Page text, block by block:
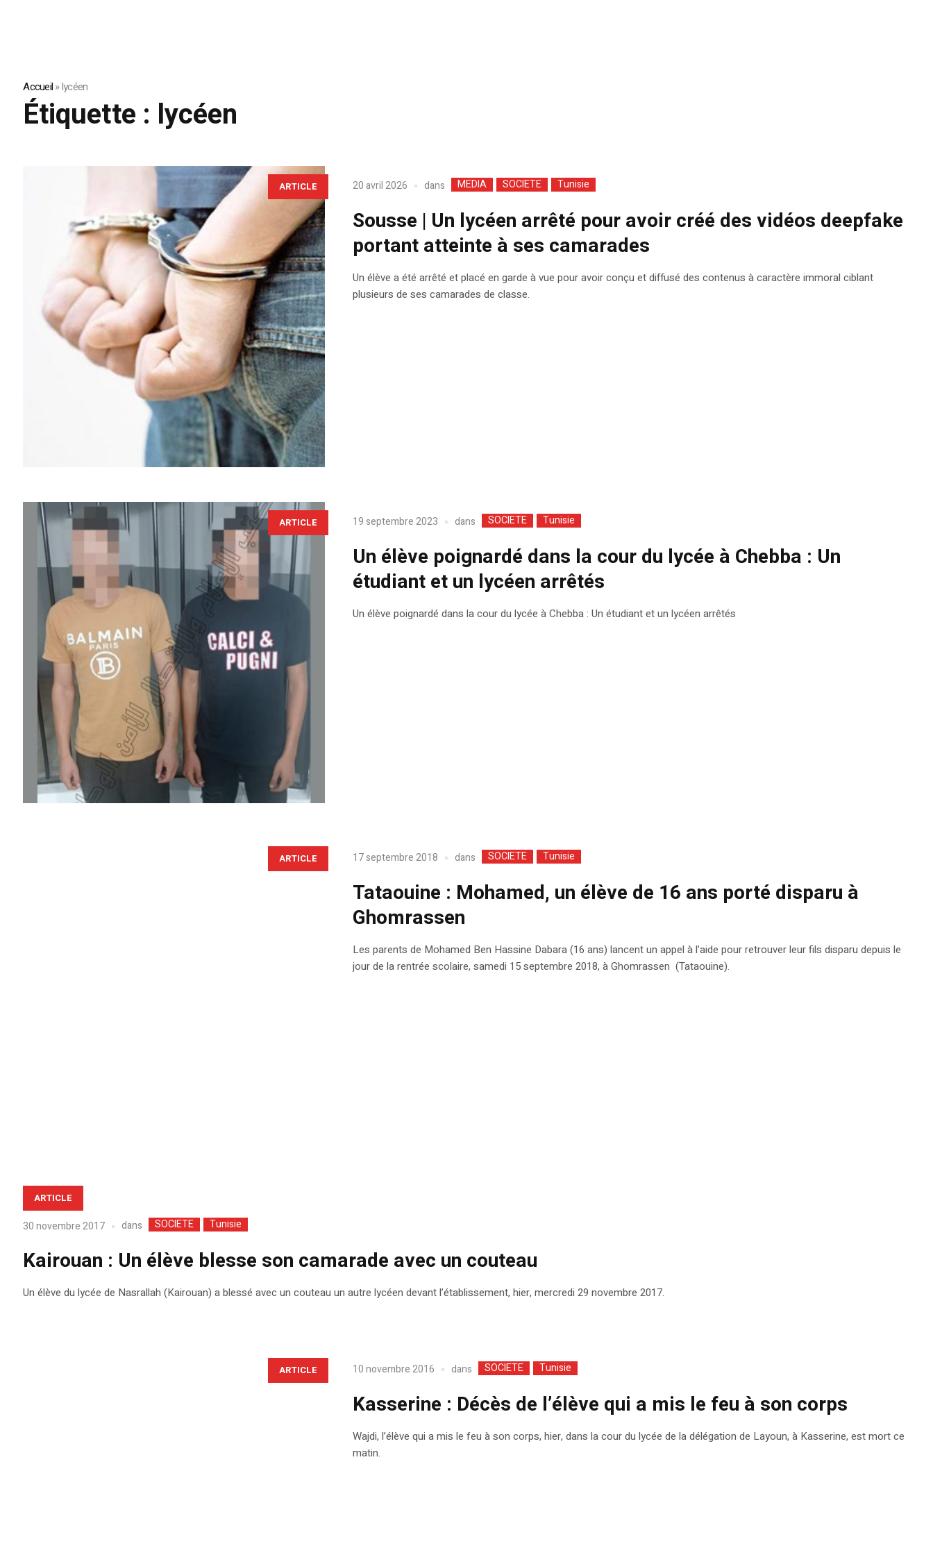
Accueil»lycéen
Étiquette : lycéen
ARTICLE 20 avril 2026 dans MEDIA SOCIETE Tunisie
Sousse | Un lycéen arrêté pour avoir créé des vidéos deepfake
portant atteinte à ses camarades
Un élève a été arrêté et placé en garde à vue pour avoir conçu et diffusé des contenus à caractère immoral ciblant
plusieurs de ses camarades de classe.
ARTICLE 19 septembre 2023 dans SOCIETE Tunisie
Un élève poignardé dans la cour du lycée à Chebba : Un
étudiant et un lycéen arrêtés
Un élève poignardé dans la cour du lycée à Chebba : Un étudiant et un lycéen arrêtés
ARTICLE 17 septembre 2018 dans SOCIETE Tunisie
Tataouine : Mohamed, un élève de 16 ans porté disparu à
Ghomrassen
Les parents de Mohamed Ben Hassine Dabara (16 ans) lancent un appel à l’aide pour retrouver leur fils disparu depuis le
jour de la rentrée scolaire, samedi 15 septembre 2018, à Ghomrassen (Tataouine).
ARTICLE
30 novembre 2017 dans SOCIETE Tunisie
Kairouan : Un élève blesse son camarade avec un couteau
Un élève du lycée de Nasrallah (Kairouan) a blessé avec un couteau un autre lycéen devant l’établissement, hier, mercredi 29 novembre 2017.
ARTICLE 10 novembre 2016 dans SOCIETE Tunisie
Kasserine : Décès de l’élève qui a mis le feu à son corps
Wajdi, l’élève qui a mis le feu à son corps, hier, dans la cour du lycée de la délégation de Layoun, à Kasserine, est mort ce
matin.